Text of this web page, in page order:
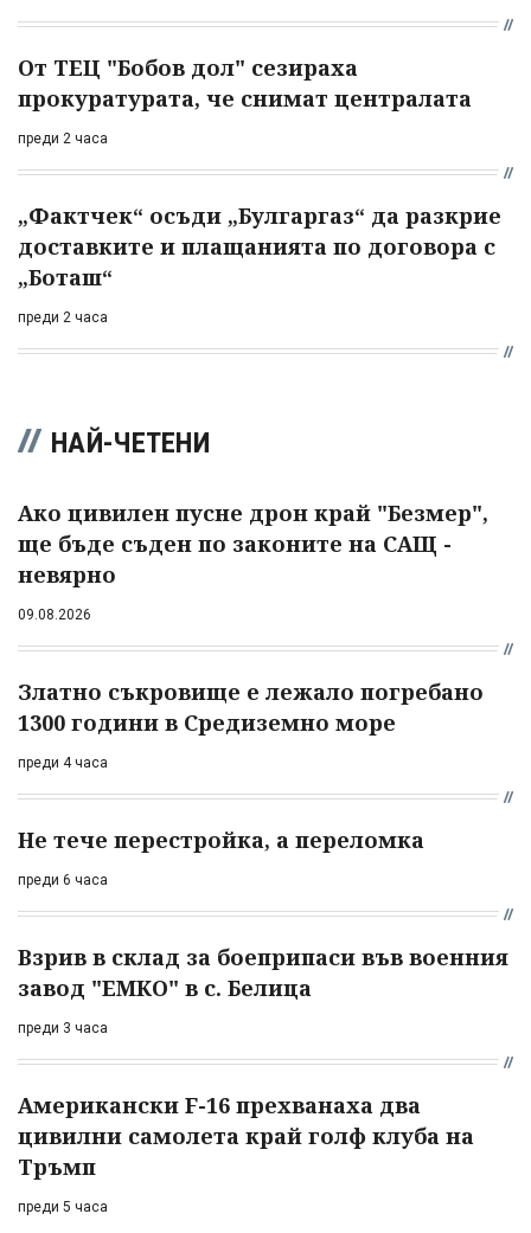
От ТЕЦ "Бобов дол" сезираха
прокуратурата, че снимат централата
преди 2 часа
„Фактчек“ осъди „Булгаргаз“ да разкрие
доставките и плащанията по договора с
„Боташ“
преди 2 часа
НАЙ-ЧЕТЕНИ
Ако цивилен пусне дрон край "Безмер",
ще бъде съден по законите на САЩ -
невярно
09.08.2026
Златно съкровище е лежало погребано
1300 години в Средиземно море
преди 4 часа
Не тече перестройка, а переломка
преди 6 часа
Взрив в склад за боеприпаси във военния
завод "ЕМКО" в с. Белица
преди 3 часа
Американски F-16 прехванаха два
цивилни самолета край голф клуба на
Тръмп
преди 5 часа